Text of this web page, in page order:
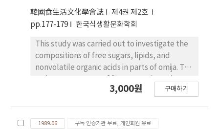
percentage of each ion in water extract on
the basis of original sample, Fe was the
highest ratio of behavior, and Mn was lowest.
韓國食生活文化學會誌
제4권 제2호
pp.177-179
한국식생활문화학회
This study was carried out to investigate the
compositions of free sugars, lipids, and
nonvolatile organic acids in parts of omija. The
of omija were fructose and glucose. The
was 1.5 times as much as that of fructose in
3,000원 구매하기
1989.06 구독 인증기관 무료, 개인회원 유료